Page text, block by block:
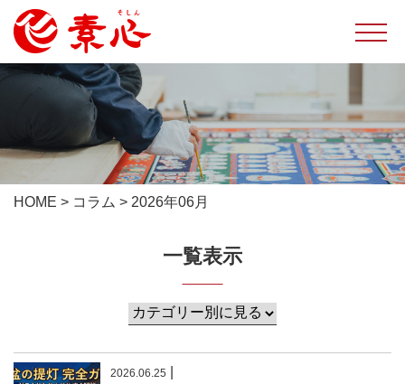
HOME > コラム > 2026年06月
一覧表示
2026.06.25